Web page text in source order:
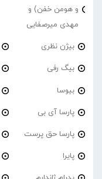
و هومن خفن) و
مهدی میرصفایی
بیژن نظری
بیگ رفی
بیوسا
پارسا آی بی
پارسا حق پرست
پایرا